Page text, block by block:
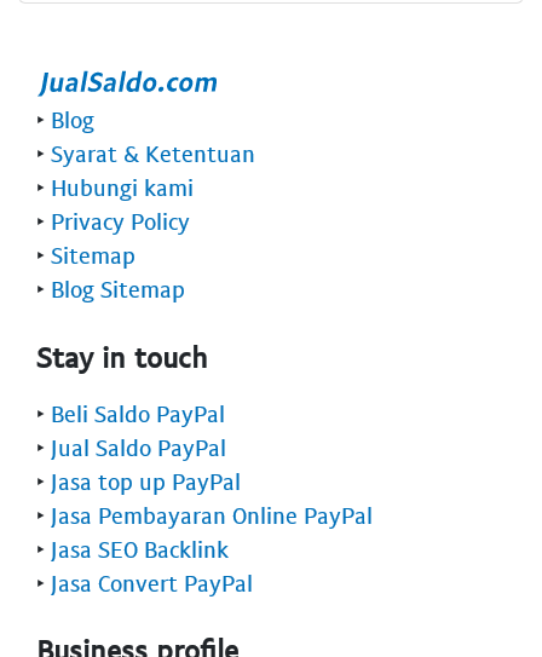
‣ Blog
‣ Syarat & Ketentuan
‣ Hubungi kami
‣ Privacy Policy
‣ Sitemap
‣ Blog Sitemap
Stay in touch
‣ Beli Saldo PayPal
‣ Jual Saldo PayPal
‣ Jasa top up PayPal
‣ Jasa Pembayaran Online PayPal
‣ Jasa SEO Backlink
‣ Jasa Convert PayPal
Business profile